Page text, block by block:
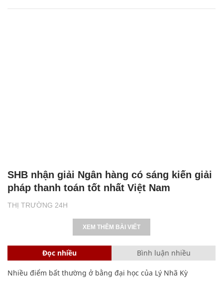
THỊ TRƯỜNG 24H
SHB nhận giải Ngân hàng có sáng kiến giải
pháp thanh toán tốt nhất Việt Nam
XEM THÊM BÀI VIẾT
Đọc nhiều Bình luận nhiều
Nhiều điểm bất thường ở bằng đại học của Lý Nhã Kỳ